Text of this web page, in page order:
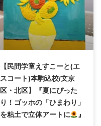
【民間学童えすこーと(エ
スコート)本駒込校/文京
区・北区】『夏にぴった
り！ゴッホの「ひまわり」
を粘土で立体アートに
』